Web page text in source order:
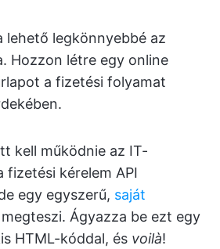
lehető legkönnyebbé az
Hozzon létre egy online
a fizetési folyamat
kell működnie az IT-
fizetési kérelem API
egy egyszerű, saját
megteszi. Ágyazza be ezt egy
HTML-kóddal, és voilà!